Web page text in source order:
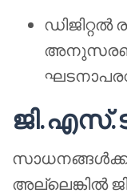
ഡിജിറ്റൽ
അനുസരണം
അല്ലെങ്കിൽ